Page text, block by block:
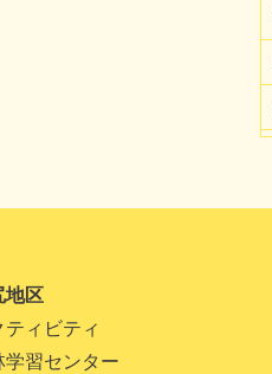
地区
ティビティ
学習センター